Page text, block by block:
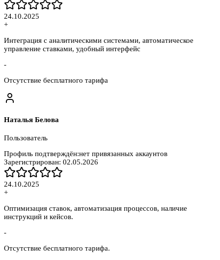
24.10.2025
+
Интеграция с аналитическими системами, автоматическое
управление ставками, удобный интерфейс
-
Отсутствие бесплатного тарифа
Наталья Белова
Пользователь
Профиль подтверждён:нет привязанных аккаунтов
Зарегистрирован: 02.05.2026
24.10.2025
+
Оптимизация ставок, автоматизация процессов, наличие
инструкций и кейсов.
-
Отсутствие бесплатного тарифа.